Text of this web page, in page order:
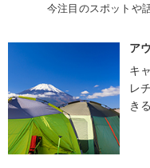
今注目のスポットや
ア
キ
レ
き